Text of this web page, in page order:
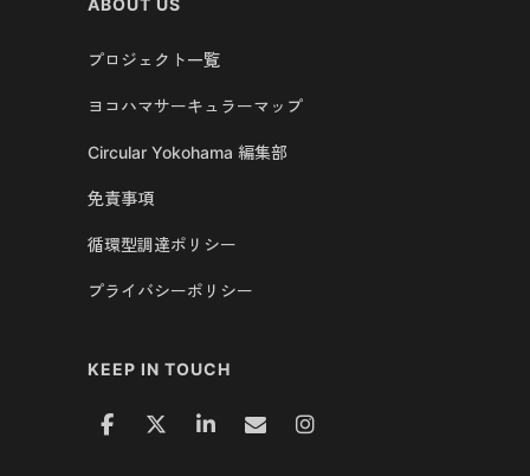
プロジェクト一覧
ヨコハマサーキュラーマップ
Circular Yokohama 編集部
免責事項
循環型調達ポリシー
プライバシーポリシー
KEEP IN TOUCH